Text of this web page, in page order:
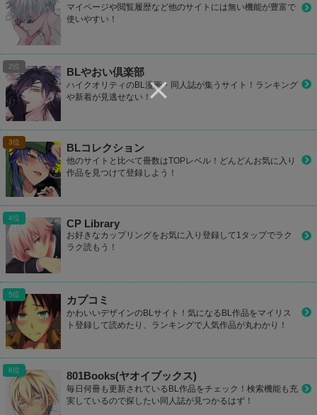
マイページや閲覧履歴など他のサイトには無い機能が豊富で
使いやすい！
BLやおい倶楽部
ハイクオリティのBL漫画・同人誌が集うサイト！ランキング
や新着が見逃せない！
BLコレクション
他のサイトと比べて冊数はTOPレベル！どんどんお気に入り
作品を見つけて登録しよう！
CP Library
お好きなカップリングをお気に入り登録して1タップでラク
ラク読もう！
カプコミ
かわいいデザインのBLサイト！気になるBL作品をマイリス
ト登録して読めたり、ランキングで人気作品が丸わかり！
801Books(ヤオイブックス)
毎日何冊も更新されているBL作品をチェック！検索機能も充
実しているので探したい同人誌が見つかるはず！